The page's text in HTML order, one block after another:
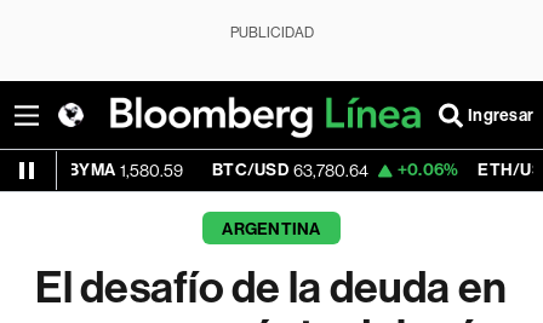
PUBLICIDAD
Ingresar
1,580.59 BTC/USD 63,780.64 +0.06% ETH/USD
ARGENTINA
El desafío de la deuda en